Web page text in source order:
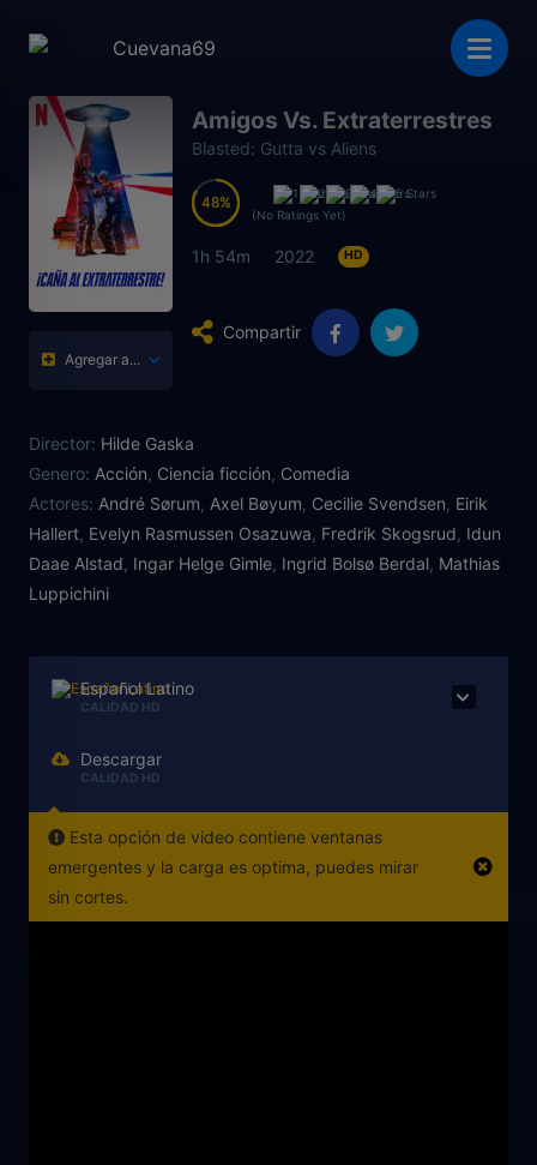
Agregar a...
Amigos Vs. Extraterrestres
Blasted: Gutta vs Aliens
48
48
(No Ratings Yet)
1h 54m 2022 HD
Compartir
Director: Hilde Gaska
Genero: Acción Ciencia ficción Comedia
Actores: André Sørum Axel Bøyum Cecilie Svendsen Eirik
Hallert Evelyn Rasmussen Osazuwa Fredrik Skogsrud Idun
Daae Alstad Ingar Helge Gimle Ingrid Bolsø Berdal Mathias
Luppichini
Español Latino
CALIDAD HD
Descargar
CALIDAD HD
Esta opción de video contiene ventanas
emergentes y la carga es optima, puedes mirar
sin cortes.